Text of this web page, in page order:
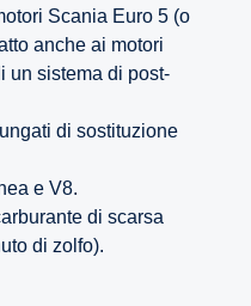
Scania Euro 5 (o
anche ai motori
un sistema di post-
di sostituzione
e V8.
di scarsa
di zolfo).